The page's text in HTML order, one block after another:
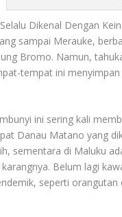
Dikenal Dengan
sampai Merauke,
Bromo. Namun,
tempat ini
ini sering kali
Danau Matano yang
sementara di Maluku
Belum lagi
seperti